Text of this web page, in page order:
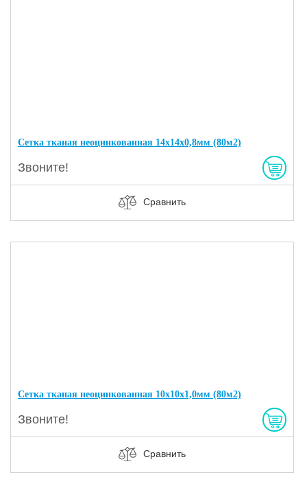
Сетка тканая неоцинкованная 14х14х0,8мм (80м2)
Звоните!
Сравнить
Сетка тканая неоцинкованная 10х10х1,0мм (80м2)
Звоните!
Сравнить